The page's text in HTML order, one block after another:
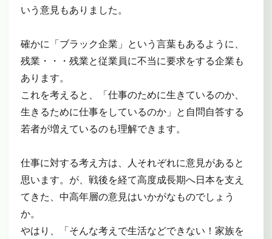
いう意見もありました。
確かに「ブラック企業」という言葉もあるように、
残業・・・残業と従業員に不当に要求をする企業も
あります。
これを考えると、「仕事のために生きているのか、
生きるために仕事をしているのか」と自問自答する
若者が増えているのも理解できます。
仕事に対する考え方は、人それぞれに意見があると
思います。が、戦後を経て高度成長期へ日本を支え
てきた、中高年層の意見はいかがなものでしょう
か。
やはり、「そんな考えで生活などできない！家族を